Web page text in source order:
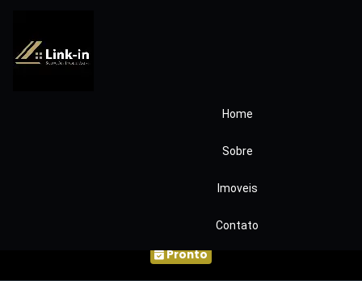
Home
Sobre
Imoveis
Contato
Condominio
Alphaville Granja
Viana Ref.1179
Pronto